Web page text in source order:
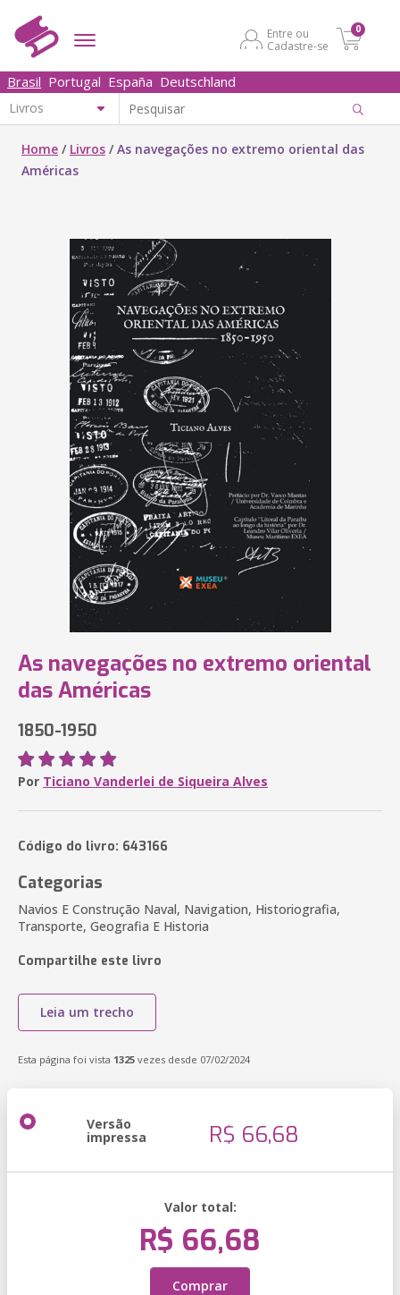
Entre ou
Cadastre-se
0
Brasil Portugal España Deutschland
Home / Livros /As navegações no extremo oriental das
Américas
As navegações no extremo oriental
das Américas
1850-1950
Por Ticiano Vanderlei de Siqueira Alves
Código do livro: 643166
Categorias
Navios E Construção Naval, Navigation, Historiografia,
Transporte, Geografia E Historia
Compartilhe este livro
Leia um trecho
Esta página foi vista 1325 vezes desde 07/02/2024
Versão
impressa R$ 66,68
Valor total:
R$ 66,68
Comprar